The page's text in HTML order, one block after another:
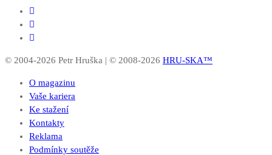
© 2004-2026 Petr Hruška | © 2008-2026 HRU-SKA™
O magazinu
Vaše kariera
Ke stažení
Kontakty
Reklama
Podmínky soutěže